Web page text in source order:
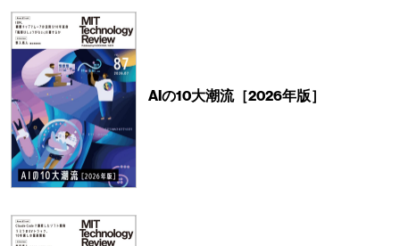
AIの10大潮流［2026年版］